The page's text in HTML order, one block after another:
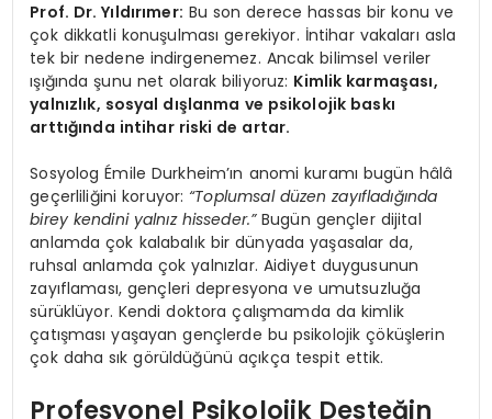
Prof. Dr. Yıldırımer: Bu son derece hassas bir konu ve
çok dikkatli konuşulması gerekiyor. İntihar vakaları asla
tek bir nedene indirgenemez. Ancak bilimsel veriler
ışığında şunu net olarak biliyoruz: Kimlik karmaşası,
yalnızlık, sosyal dışlanma ve psikolojik baskı
arttığında intihar riski de artar.
Sosyolog Émile Durkheim’ın anomi kuramı bugün hâlâ
geçerliliğini koruyor: “Toplumsal düzen zayıfladığında
birey kendini yalnız hisseder.”Bugün gençler dijital
anlamda çok kalabalık bir dünyada yaşasalar da,
ruhsal anlamda çok yalnızlar. Aidiyet duygusunun
zayıflaması, gençleri depresyona ve umutsuzluğa
sürüklüyor. Kendi doktora çalışmamda da kimlik
çatışması yaşayan gençlerde bu psikolojik çöküşlerin
çok daha sık görüldüğünü açıkça tespit ettik.
Profesyonel Psikolojik Desteğin